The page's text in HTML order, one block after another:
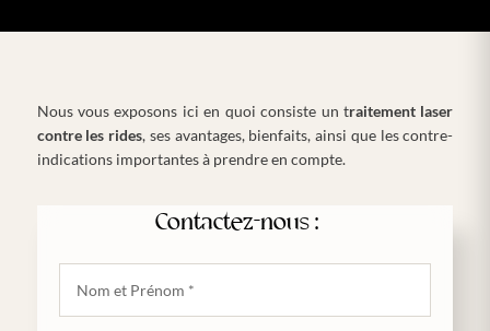
Nous vous exposons ici en quoi consiste un traitement laser
contre les rides, ses avantages, bienfaits, ainsi que les contre-
indications importantes à prendre en compte.
Contactez-nous :